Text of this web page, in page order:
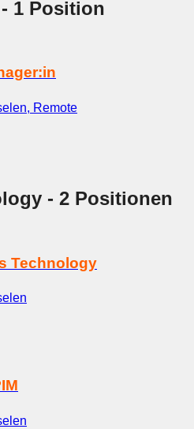
- 1 Position
Remote
- 2 Positionen
Technology